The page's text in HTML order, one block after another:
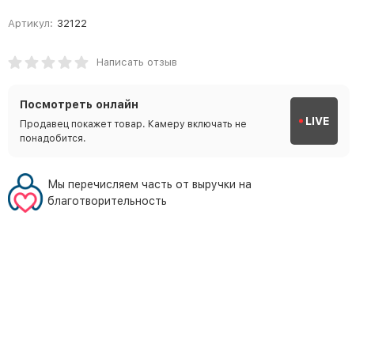
Артикул: 32122
Написать отзыв
Посмотреть онлайн
Продавец покажет товар. Камеру включать не
понадобится.
LIVE
Мы перечисляем часть от выручки на
благотворительность